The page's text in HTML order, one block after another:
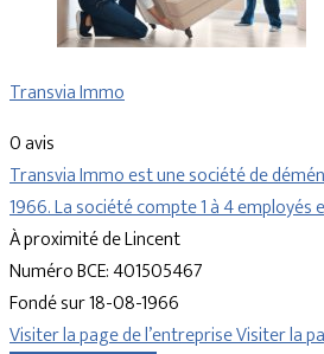
Transvia Immo
0 avis
Transvia Immo est une société de
1966. La société compte 1 à 4
À proximité de Lincent
Numéro BCE: 401505467
Fondé sur 18-08-1966
Visiter la page de l’entrepriseVisiter la